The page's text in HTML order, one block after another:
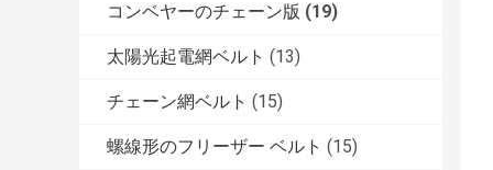
コンベヤーのチェーン版 (19)
太陽光起電網ベルト (13)
チェーン網ベルト (15)
螺線形のフリーザー ベルト (15)